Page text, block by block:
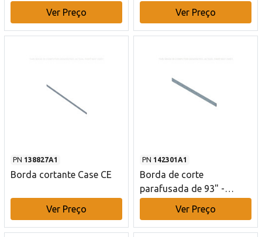
- Chanfro simples - 10
furos Case CE
Ver Preço
- Chanfro simples - 10
furos Case CE
Ver Preço
PN 138827A1
Borda cortante Case CE
Ver Preço
PN 142301A1
Borda de corte
parafusada de 93" -
Reversível - Chanfro duplo
- 10 furos Case CE
Ver Preço